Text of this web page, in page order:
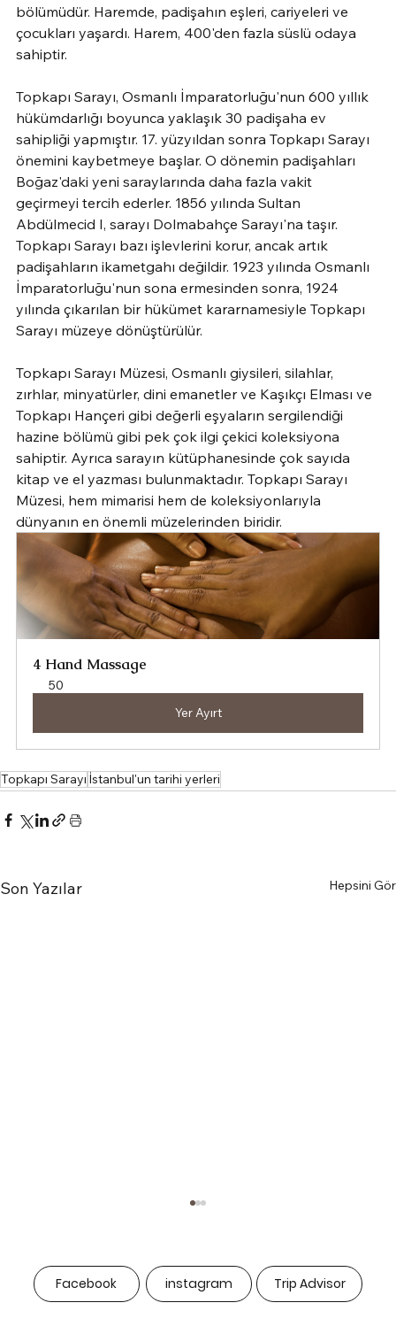
bölümüdür. Haremde, padişahın eşleri, cariyeleri ve
çocukları yaşardı. Harem, 400'den fazla süslü odaya
sahiptir.
Topkapı Sarayı, Osmanlı İmparatorluğu'nun 600 yıllık
hükümdarlığı boyunca yaklaşık 30 padişaha ev
sahipliği yapmıştır. 17. yüzyıldan sonra Topkapı Sarayı
önemini kaybetmeye başlar. O dönemin padişahları
Boğaz'daki yeni saraylarında daha fazla vakit
geçirmeyi tercih ederler. 1856 yılında Sultan
Abdülmecid I, sarayı Dolmabahçe Sarayı'na taşır.
Topkapı Sarayı bazı işlevlerini korur, ancak artık
padişahların ikametgahı değildir. 1923 yılında Osmanlı
İmparatorluğu'nun sona ermesinden sonra, 1924
yılında çıkarılan bir hükümet kararnamesiyle Topkapı
Sarayı müzeye dönüştürülür.
Topkapı Sarayı Müzesi, Osmanlı giysileri, silahlar,
zırhlar, minyatürler, dini emanetler ve Kaşıkçı Elması ve
Topkapı Hançeri gibi değerli eşyaların sergilendiği
hazine bölümü gibi pek çok ilgi çekici koleksiyona
sahiptir. Ayrıca sarayın kütüphanesinde çok sayıda
kitap ve el yazması bulunmaktadır. Topkapı Sarayı
Müzesi, hem mimarisi hem de koleksiyonlarıyla
dünyanın en önemli müzelerinden biridir.
4 Hand Massage
50
Yer Ayırt
Topkapı Sarayı İstanbul'un tarihi yerleri
Son Yazılar Hepsini Gör
Facebook instagram Trip Advisor